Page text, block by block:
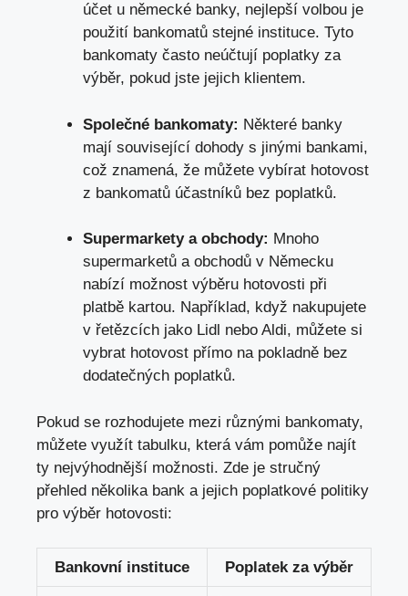
účet u německé banky, nejlepší volbou je
použití bankomatů stejné instituce. Tyto
bankomaty často neúčtují poplatky za
výběr, pokud jste jejich klientem.
Společné bankomaty: Některé banky
mají související dohody s jinými bankami,
což znamená, že můžete vybírat hotovost
z bankomatů účastníků bez poplatků.
Supermarkety a obchody: Mnoho
supermarketů a obchodů v Německu
nabízí možnost výběru hotovosti při
platbě kartou. Například, když nakupujete
v řetězcích jako Lidl nebo Aldi, můžete si
vybrat hotovost přímo na pokladně bez
dodatečných poplatků.
Pokud se rozhodujete mezi různými bankomaty,
můžete využít tabulku, která vám pomůže najít
ty nejvýhodnější možnosti. Zde je stručný
přehled několika bank a jejich poplatkové politiky
pro výběr hotovosti:
Bankovní instituce Poplatek za výběr